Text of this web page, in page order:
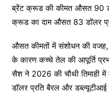
ब्रेंट क्रूड की कीमत औसत 90
क्रूड का दाम औसत 83 डॉलर
औसत कीमतों में संशोधन की वजह,
के कारण कच्चे तेल की आपूर्ति
सैश ने 2026 की चौथी तिमाही
डॉलर प्रति बैरल और